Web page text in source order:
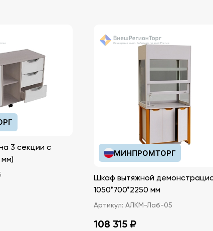
3 секции с
мм)
МИНПРОМТОРГ
Шкаф вытяжной
1050*700*2250 мм
Артикул: АЛКМ-Лаб-05
108 315 ₽